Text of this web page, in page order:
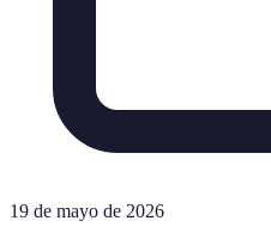
19 de mayo de 2026